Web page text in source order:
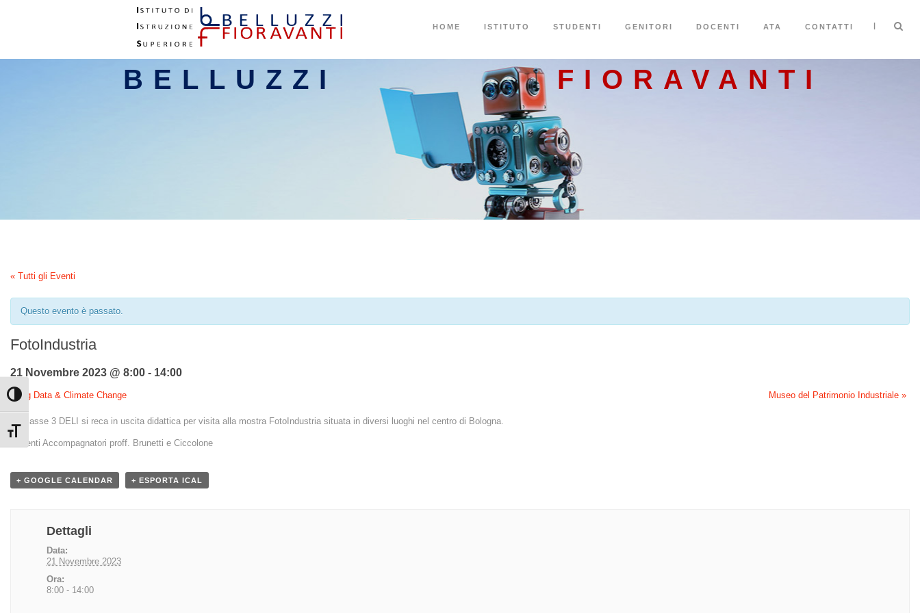
Attiva/disattiva alto contrasto
Attiva/disattiva dimensione testo
HOME ISTITUTO STUDENTI GENITORI DOCENTI ATA CONTATTI |
BELLUZZI FIORAVANTI
« Tutti gli Eventi
Questo evento è passato.
FotoIndustria
21 Novembre 2023 @ 8:00 - 14:00
Big Data & Climate Change Museo del Patrimonio Industriale »
La classe 3 DELI si reca in uscita didattica per visita alla mostra FotoIndustria situata in diversi luoghi nel centro di Bologna.
Docenti Accompagnatori proff. Brunetti e Ciccolone
+ GOOGLE CALENDAR + ESPORTA ICAL
Dettagli
Data:
21 Novembre 2023
Ora:
8:00 - 14:00